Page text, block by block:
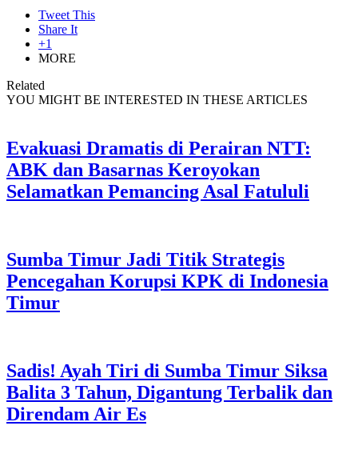
Tweet This
Share It
+1
MORE
Related
YOU MIGHT BE INTERESTED IN THESE ARTICLES
Evakuasi Dramatis di Perairan NTT:
ABK dan Basarnas Keroyokan
Selamatkan Pemancing Asal Fatululi
Sumba Timur Jadi Titik Strategis
Pencegahan Korupsi KPK di Indonesia
Timur
Sadis! Ayah Tiri di Sumba Timur Siksa
Balita 3 Tahun, Digantung Terbalik dan
Direndam Air Es